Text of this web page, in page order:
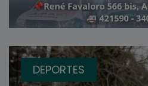
DEPORTES